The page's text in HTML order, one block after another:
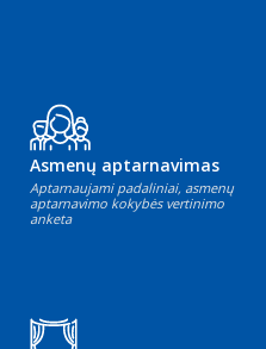
Asmenų aptarnavimas
Aptarnaujami padaliniai, asmenų
aptarnavimo kokybės vertinimo
anketa